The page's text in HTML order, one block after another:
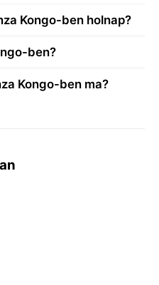
Kongo-ben holnap?
ben?
Kongo-ben ma?